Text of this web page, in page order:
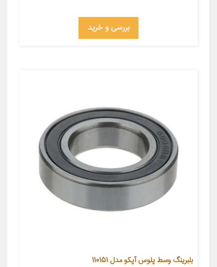
بررسی و خرید
بلبرینگ وسط پلوس آپکو مدل 110151